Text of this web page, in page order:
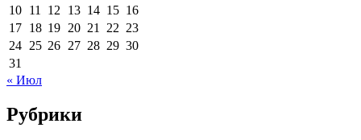
10 11 12 13 14 15 16
17 18 19 20 21 22 23
24 25 26 27 28 29 30
31
« Июл
Рубрики